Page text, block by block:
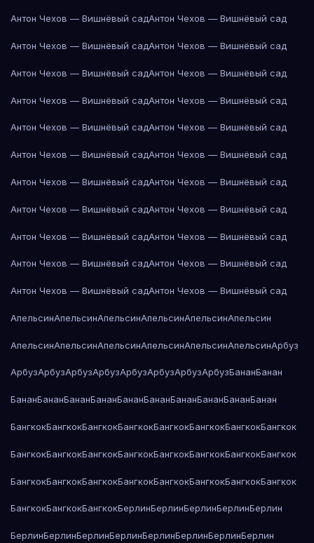
Антон Чехов — Вишнёвый садАнтон Чехов — Вишнёвый сад
Антон Чехов — Вишнёвый садАнтон Чехов — Вишнёвый сад
Антон Чехов — Вишнёвый садАнтон Чехов — Вишнёвый сад
Антон Чехов — Вишнёвый садАнтон Чехов — Вишнёвый сад
Антон Чехов — Вишнёвый садАнтон Чехов — Вишнёвый сад
Антон Чехов — Вишнёвый садАнтон Чехов — Вишнёвый сад
Антон Чехов — Вишнёвый садАнтон Чехов — Вишнёвый сад
Антон Чехов — Вишнёвый садАнтон Чехов — Вишнёвый сад
Антон Чехов — Вишнёвый садАнтон Чехов — Вишнёвый сад
Антон Чехов — Вишнёвый садАнтон Чехов — Вишнёвый сад
Антон Чехов — Вишнёвый садАнтон Чехов — Вишнёвый сад
АпельсинАпельсинАпельсинАпельсинАпельсинАпельсин
АпельсинАпельсинАпельсинАпельсинАпельсинАпельсинАрбуз
АрбузАрбузАрбузАрбузАрбузАрбузАрбузАрбузБананБанан
БананБананБананБананБананБананБананБананБананБанан
БангкокБангкокБангкокБангкокБангкокБангкокБангкокБангкок
БангкокБангкокБангкокБангкокБангкокБангкокБангкокБангкок
БангкокБангкокБангкокБангкокБангкокБангкокБангкокБангкок
БангкокБангкокБангкокБерлинБерлинБерлинБерлинБерлин
БерлинБерлинБерлинБерлинБерлинБерлинБерлинБерлин